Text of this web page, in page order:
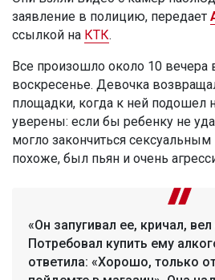
заявление в полицию, передает
ссылкой на КТК.
Все произошло около 10
воскресенье. Девочка
площадки, когда к ней подошел
уверены: если бы ребенку не
могло закончиться
похоже, был пьян и очень
«Он запугивал ее, кричал,
Потребовал купить ему
ответила: «Хорошо, только